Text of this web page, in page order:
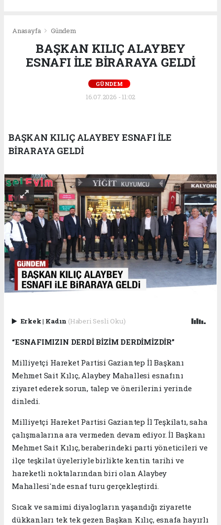
Anasayfa Gündem
BAŞKAN KILIÇ ALAYBEY
ESNAFI İLE BİRARAYA GELDİ
GÜNDEM
16.07.2026 - 11:02
BAŞKAN KILIÇ ALAYBEY ESNAFI İLE
BİRARAYA GELDİ
Erkek| Kadın (Haberi Sesli Oku)
“ESNAFIMIZIN DERDİ BİZİM DERDİMİZDİR”
Milliyetçi Hareket Partisi Gaziantep İl Başkanı
Mehmet Sait Kılıç, Alaybey Mahallesi esnafını
ziyaret ederek sorun, talep ve önerilerini yerinde
dinledi.
Milliyetçi Hareket Partisi Gaziantep İl Teşkilatı, saha
çalışmalarına ara vermeden devam ediyor. İl Başkanı
Mehmet Sait Kılıç, beraberindeki parti yöneticileri ve
ilçe teşkilat üyeleriyle birlikte kentin tarihi ve
hareketli noktalarından biri olan Alaybey
Mahallesi'nde esnaf turu gerçekleştirdi.
Sıcak ve samimi diyalogların yaşandığı ziyarette
dükkanları tek tek gezen Başkan Kılıç, esnafa hayırlı